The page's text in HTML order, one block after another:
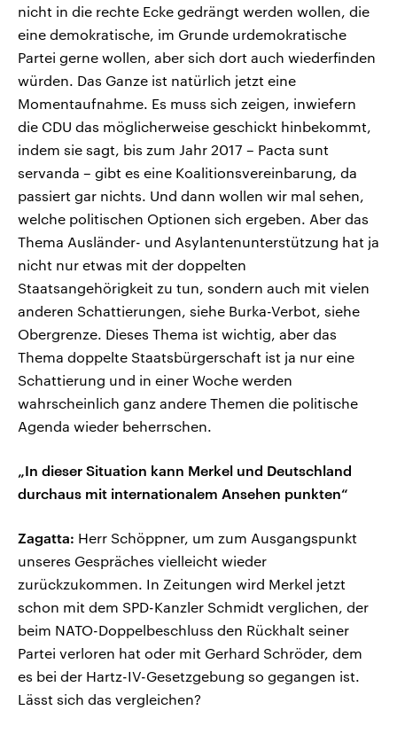
nicht in die rechte Ecke gedrängt werden wollen, die
eine demokratische, im Grunde urdemokratische
Partei gerne wollen, aber sich dort auch wiederfinden
würden. Das Ganze ist natürlich jetzt eine
Momentaufnahme. Es muss sich zeigen, inwiefern
die CDU das möglicherweise geschickt hinbekommt,
indem sie sagt, bis zum Jahr 2017 – Pacta sunt
servanda – gibt es eine Koalitionsvereinbarung, da
passiert gar nichts. Und dann wollen wir mal sehen,
welche politischen Optionen sich ergeben. Aber das
Thema Ausländer- und Asylantenunterstützung hat ja
nicht nur etwas mit der doppelten
Staatsangehörigkeit zu tun, sondern auch mit vielen
anderen Schattierungen, siehe Burka-Verbot, siehe
Obergrenze. Dieses Thema ist wichtig, aber das
Thema doppelte Staatsbürgerschaft ist ja nur eine
Schattierung und in einer Woche werden
wahrscheinlich ganz andere Themen die politische
Agenda wieder beherrschen.
„In dieser Situation kann Merkel und Deutschland
durchaus mit internationalem Ansehen punkten“
Zagatta: Herr Schöppner, um zum Ausgangspunkt
unseres Gespräches vielleicht wieder
zurückzukommen. In Zeitungen wird Merkel jetzt
schon mit dem SPD-Kanzler Schmidt verglichen, der
beim NATO-Doppelbeschluss den Rückhalt seiner
Partei verloren hat oder mit Gerhard Schröder, dem
es bei der Hartz-IV-Gesetzgebung so gegangen ist.
Lässt sich das vergleichen?